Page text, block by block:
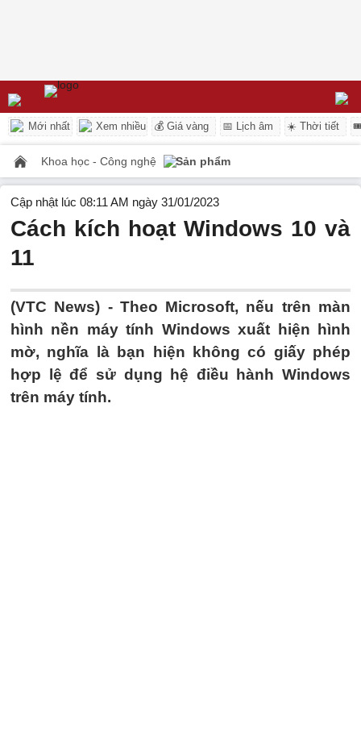
Mới nhất Xem nhiều 💰 Giá vàng 📅 Lịch âm ☀️ Thời tiết
Khoa học - Công nghệ Sản phẩm
Cập nhật lúc 08:11 AM ngày 31/01/2023
Cách kích hoạt Windows 10 và
11
(VTC News) - Theo Microsoft, nếu trên màn
hình nền máy tính Windows xuất hiện hình
mờ, nghĩa là bạn hiện không có giấy phép
hợp lệ để sử dụng hệ điều hành Windows
trên máy tính.